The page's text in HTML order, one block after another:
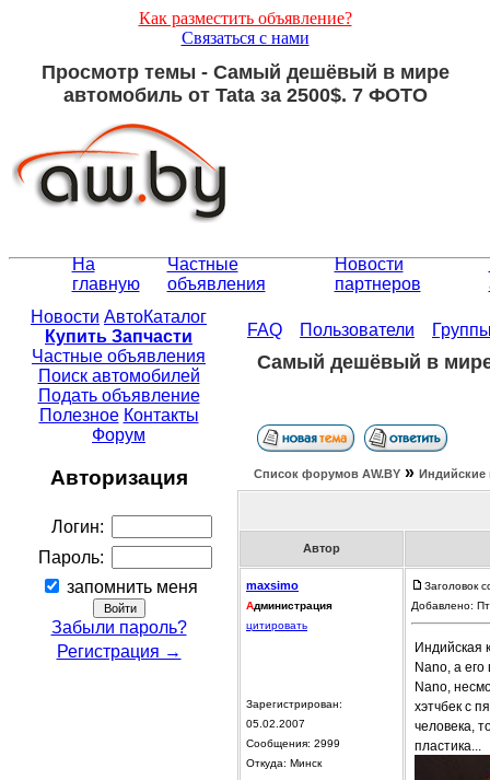
Как разместить объявление?
Связаться с нами
Просмотр темы - Самый дешёвый в мире
автомобиль от Tata за 2500$. 7 ФОТО
На
главную
Частные
объявления
Новости
партнеров
Новости АвтоКаталог
Купить Запчасти
Частные объявления
Поиск автомобилей
Подать объявление
Полезное Контакты
Форум
Авторизация
Логин:
Пароль:
запомнить меня
Забыли пароль?
Регистрация →
FAQ Пользователи
Самый дешёвый в мире
Список форумов АW.BY » Индийские
Автор
maxsimo
Администрация
цитировать
Зарегистрирован:
05.02.2007
Сообщения: 2999
Откуда: Минск
Заголовок
Добавлено:
Индийская
Nano, а
Nano,
хэтчбек с
человека,
пластика...